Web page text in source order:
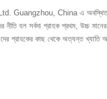
China এ অবস্থিত।
গ্রাহকের কাছ থেকে অত্যন্ত খ্যাতি
উত্পাদন হিসাবে, আমাদের উন্নত সরঞ্জাম এবং